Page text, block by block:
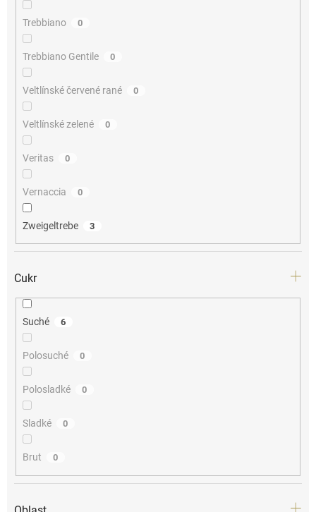
Trebbiano 0
Trebbiano Gentile 0
Veltlínské červené rané 0
Veltlínské zelené 0
Veritas 0
Vernaccia 0
Zweigeltrebe 3
Cukr
Suché 6
Polosuché 0
Polosladké 0
Sladké 0
Brut 0